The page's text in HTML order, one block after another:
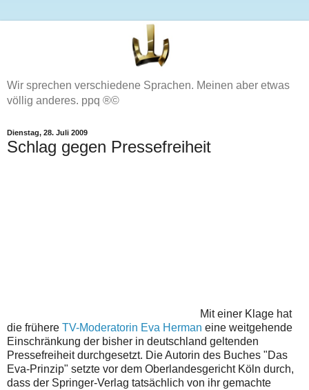
Wir sprechen verschiedene Sprachen. Meinen aber etwas
völlig anderes. ppq ®©
Dienstag, 28. Juli 2009
Schlag gegen Pressefreiheit
Mit einer Klage hat
die frühere TV-Moderatorin Eva Herman eine weitgehende
Einschränkung der bisher in deutschland geltenden
Pressefreiheit durchgesetzt. Die Autorin des Buches "Das
Eva-Prinzip" setzte vor dem Oberlandesgericht Köln durch,
dass der Springer-Verlag tatsächlich von ihr gemachte